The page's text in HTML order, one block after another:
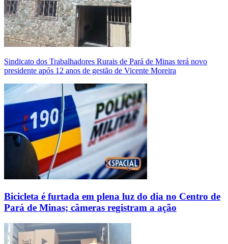
Sindicato dos Trabalhadores Rurais de Pará de Minas terá novo
presidente após 12 anos de gestão de Vicente Moreira
Bicicleta é furtada em plena luz do dia no Centro de
Pará de Minas; câmeras registram a ação